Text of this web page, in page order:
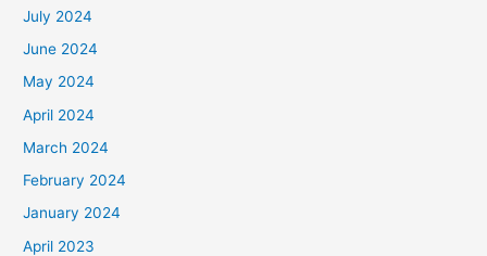
July 2024
June 2024
May 2024
April 2024
March 2024
February 2024
January 2024
April 2023